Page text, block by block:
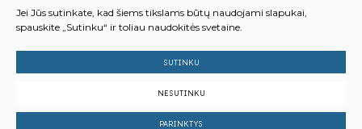
Sutinku su privatumo politika ir slapukais
Prenumeruoti
© 2023 Visos teisės saugomos
Jei Jūs sutinkate, kad šiems tikslams būtų naudojami slapukai,
spauskite „Sutinku“ ir toliau naudokitės svetaine.
SUTINKU
NESUTINKU
PARINKTYS